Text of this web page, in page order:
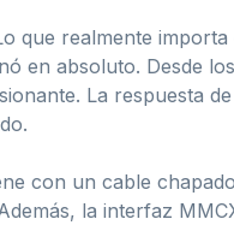
que realmente
en absoluto. Desde
La respuesta
con un cable
la interfaz